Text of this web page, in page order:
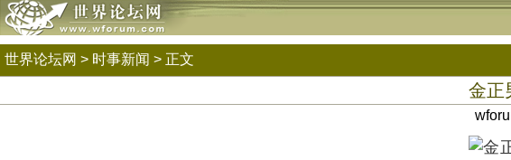
世界论坛网 > 时事新闻 > 正文
金正